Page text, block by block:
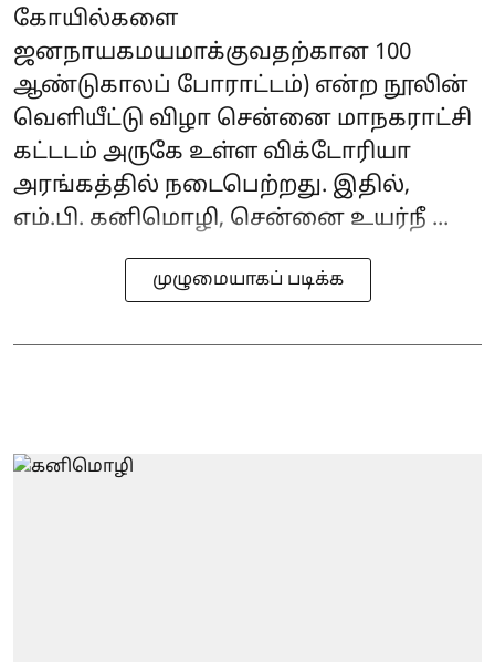
கோயில்களை
ஜனநாயகமயமாக்குவதற்கான 100
ஆண்டுகாலப் போராட்டம்) என்ற நூலின்
வெளியீட்டு விழா சென்னை மாநகராட்சி
கட்டடம் அருகே உள்ள விக்டோரியா
அரங்கத்தில் நடைபெற்றது. இதில்,
எம்.பி. கனிமொழி, சென்னை உயர்நீ ...
முழுமையாகப் படிக்க